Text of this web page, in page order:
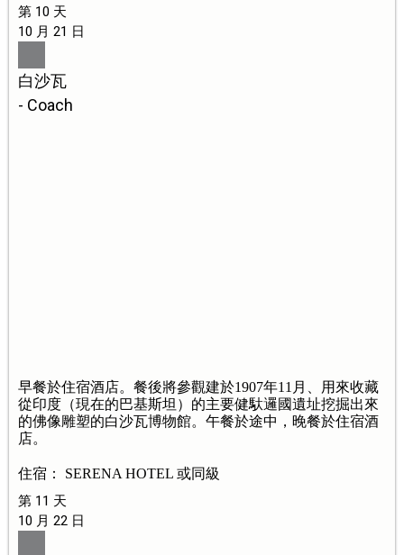
第 10 天
10 月 21 日
白沙瓦
- Coach
早餐於住宿酒店。餐後將參觀建於1907年11月、用來收藏
從印度（現在的巴基斯坦）的主要健馱邏國遺址挖掘出來
的佛像雕塑的白沙瓦博物館。午餐於途中，晚餐於住宿酒
店。
住宿： SERENA HOTEL 或同級
第 11 天
10 月 22 日